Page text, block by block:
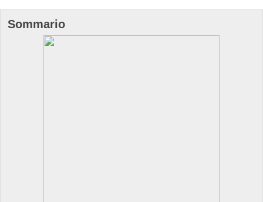
Sommario